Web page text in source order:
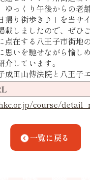
ゆっくり午後からの老
帰り街歩き♪」を当サ
載しましたので、ぜひ
点在する八王子市街地
思いを馳せながら愉し
介しています。
成田山傳法院と八王子
course/
一覧に戻る